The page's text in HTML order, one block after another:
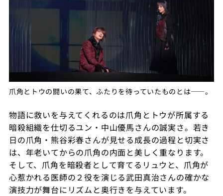
爪角とトウの闘いの果て、ふたりを待っていたものとは——。
物語に救いを与えてくれるのは爪角とトウが所属する
暗殺組織を仕切るユン・中山優馬さんの誠実さ。若き
日の爪角・熊谷彩春さんが見せる成長の過程と切実さ
は、年老いてからの爪角の内面と美しく重なります。
そして、爪角を暗殺者として育てるリュウと、爪角が
心惹かれる医師の２役を演じる武田真治さんの確かな
演技力が舞台にリズムと奥行きを与えています。